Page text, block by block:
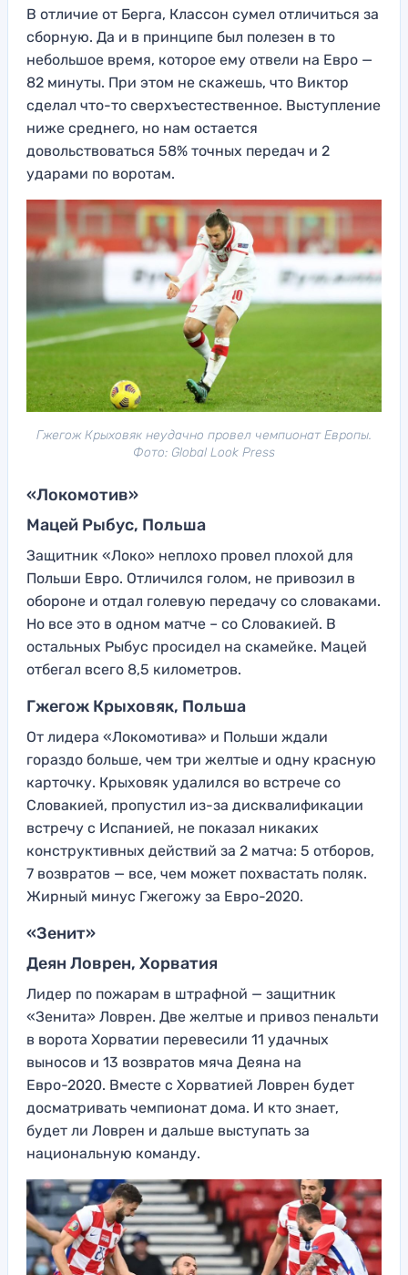
В отличие от Берга, Классон сумел отличиться за
сборную. Да и в принципе был полезен в то
небольшое время, которое ему отвели на Евро —
82 минуты. При этом не скажешь, что Виктор
сделал что-то сверхъестественное. Выступление
ниже среднего, но нам остается
довольствоваться 58% точных передач и 2
ударами по воротам.
Гжегож Крыховяк неудачно провел чемпионат Европы.
Фото: Global Look Press
«Локомотив»
Мацей Рыбус, Польша
Защитник «Локо» неплохо провел плохой для
Польши Евро. Отличился голом, не привозил в
обороне и отдал голевую передачу со словаками.
Но все это в одном матче – со Словакией. В
остальных Рыбус просидел на скамейке. Мацей
отбегал всего 8,5 километров.
Гжегож Крыховяк, Польша
От лидера «Локомотива» и Польши ждали
гораздо больше, чем три желтые и одну красную
карточку. Крыховяк удалился во встрече со
Словакией, пропустил из-за дисквалификации
встречу с Испанией, не показал никаких
конструктивных действий за 2 матча: 5 отборов,
7 возвратов — все, чем может похвастать поляк.
Жирный минус Гжегожу за Евро-2020.
«Зенит»
Деян Ловрен, Хорватия
Лидер по пожарам в штрафной — защитник
«Зенита» Ловрен. Две желтые и привоз пенальти
в ворота Хорватии перевесили 11 удачных
выносов и 13 возвратов мяча Деяна на
Евро-2020. Вместе с Хорватией Ловрен будет
досматривать чемпионат дома. И кто знает,
будет ли Ловрен и дальше выступать за
национальную команду.